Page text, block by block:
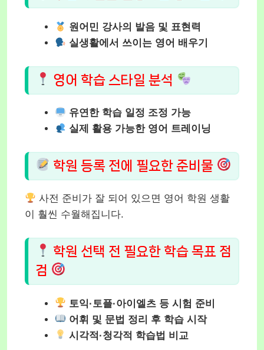
원어민 강사의 발음 및 표현력
실생활에서 쓰이는 영어 배우기
영어 학습 스타일 분석
유연한 학습 일정 조정 가능
실제 활용 가능한 영어 트레이닝
학원 등록 전에 필요한 준비물
사전 준비가 잘 되어 있으면 영어 학원 생활
이 훨씬 수월해집니다.
학원 선택 전 필요한 학습 목표 점
검
토익·토플·아이엘츠 등 시험 준비
어휘 및 문법 정리 후 학습 시작
시각적·청각적 학습법 비교